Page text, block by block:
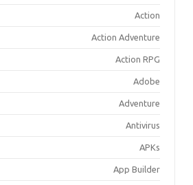
Action
Action Adventure
Action RPG
Adobe
Adventure
Antivirus
APKs
App Builder